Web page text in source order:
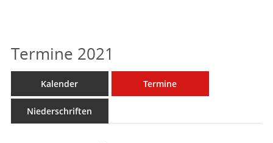
Termine 2021
Kalender Termine
Niederschriften